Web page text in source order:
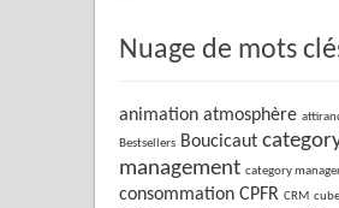
Nuage de mots
animation atmosphère
Bestsellers Boucicaut
management category
consommation CPFR CRM